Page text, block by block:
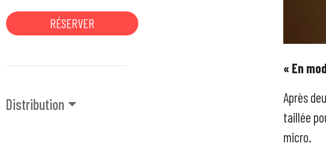
RÉSERVER
Distribution
« En
Après
taillée
micro.